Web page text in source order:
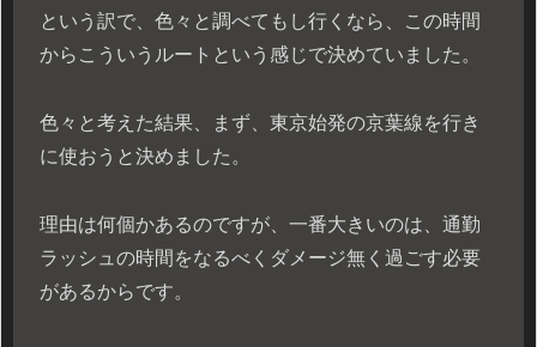
という訳で、色々と調べてもし行くなら、この時間
からこういうルートという感じで決めていました。
色々と考えた結果、まず、東京始発の京葉線を行き
に使おうと決めました。
理由は何個かあるのですが、一番大きいのは、通勤
ラッシュの時間をなるべくダメージ無く過ごす必要
があるからです。